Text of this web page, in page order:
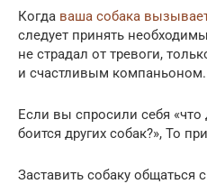
Когда ваша собака
следует принять
не страдал от тревоги,
и счастливым компаньоном.
Если вы спросили себя «что
боится других собак?», То
Заставить собаку общаться